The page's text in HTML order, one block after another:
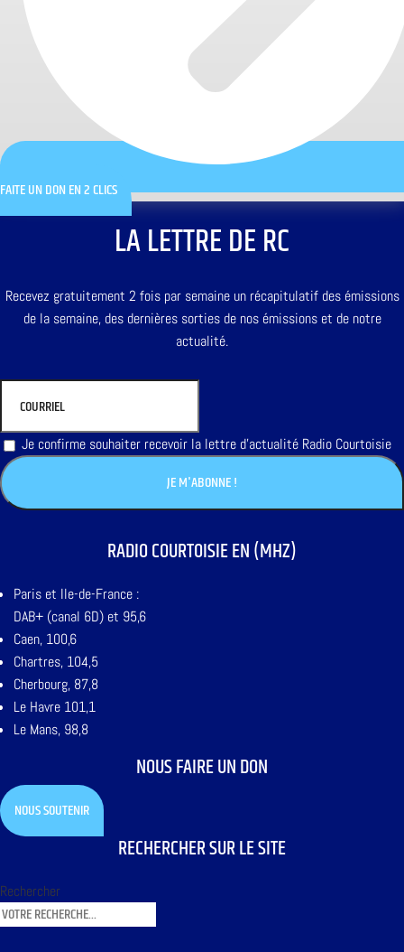
FAITE UN DON EN 2 CLICS
LA LETTRE DE RC
Recevez gratuitement 2 fois par semaine un récapitulatif des émissions
de la semaine, des dernières sorties de nos émissions et de notre
actualité.
Je confirme souhaiter recevoir la lettre d'actualité Radio Courtoisie
RADIO COURTOISIE EN (MHZ)
Paris et Ile-de-France :
DAB+ (canal 6D) et 95,6
Caen, 100,6
Chartres, 104,5
Cherbourg, 87,8
Le Havre 101,1
Le Mans, 98,8
NOUS FAIRE UN DON
NOUS SOUTENIR
RECHERCHER SUR LE SITE
Rechercher